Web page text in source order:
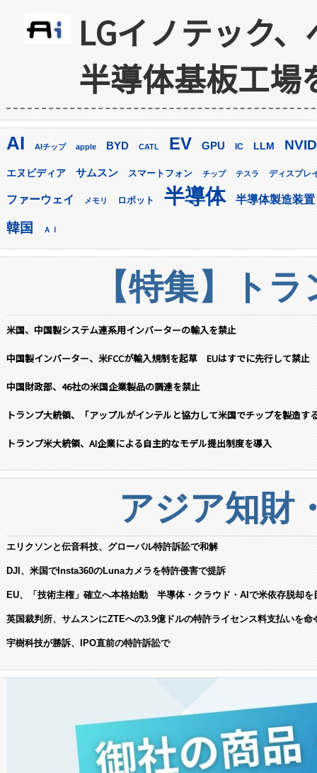
LGイノテック
半導体基板工場
AI AIチップ apple BYD CATL EV GPU IC LLM
エヌビディア サムスン スマートフォン チップ テスラ ディスプレ
ファーウェイ メモリ ロボット 半導体 半導体製造装置
韓国 ＡＩ
【特集】ト
米国、中国製システム連系用インバーターの輸入を禁止
中国製インバーター、米FCCが輸入規制を起草 EUはすでに先行して禁止
中国財政部、46社の米国企業製品の調達を禁止
トランプ大統領、「アップルがインテルと協力して米国でチップを製造す
トランプ米大統領、AI企業による自主的なモデル提出制度を導入
アジア知財
エリクソンと伝音科技、グローバル特許訴訟で和解
DJI、米国でInsta360のLunaカメラを特許侵害で提訴
EU、「技術主権」確立へ本格始動 半導体・クラウド・AIで米依存脱却を
英国裁判所、サムスンにZTEへの3.9億ドルの特許ライセンス料支払いを命
宇樹科技が勝訴、IPO直前の特許訴訟で